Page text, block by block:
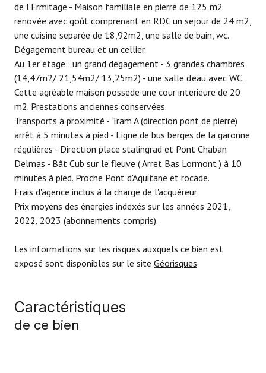
de l'Ermitage - Maison familiale en pierre de 125 m2
rénovée avec goût comprenant en RDC un sejour de 24 m2,
une cuisine separée de 18,92m2, une salle de bain, wc.
Dégagement bureau et un cellier.
Au 1er étage : un grand dégagement - 3 grandes chambres
(14,47m2/ 21,54m2/ 13,25m2) - une salle d'eau avec WC.
Cette agréable maison possede une cour interieure de 20
m2. Prestations anciennes conservées.
Transports à proximité - Tram A (direction pont de pierre)
arrêt à 5 minutes à pied - Ligne de bus berges de la garonne
régulières - Direction place stalingrad et Pont Chaban
Delmas - Bât Cub sur le fleuve ( Arret Bas Lormont ) à 10
minutes à pied. Proche Pont d'Aquitane et rocade.
Frais d'agence inclus à la charge de l'acquéreur
Prix moyens des énergies indexés sur les années 2021,
2022, 2023 (abonnements compris).
Les informations sur les risques auxquels ce bien est
exposé sont disponibles sur le site Géorisques
Caractéristiques
de ce bien